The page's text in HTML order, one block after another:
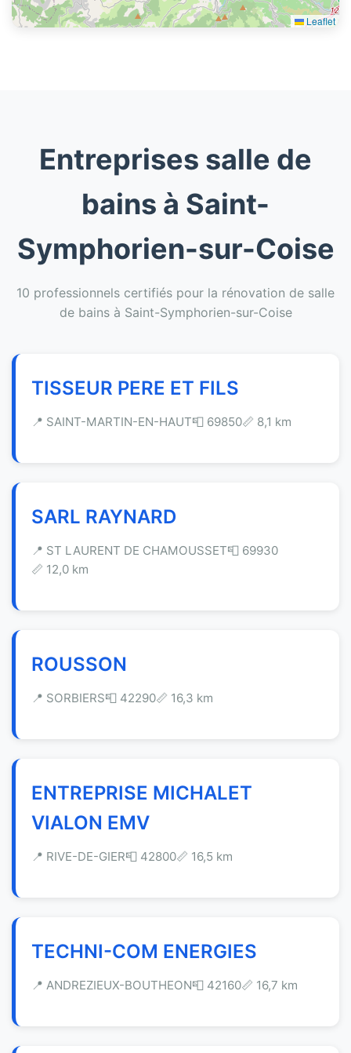
Leaflet
Entreprises salle de
bains à Saint-
Symphorien-sur-Coise
10 professionnels certifiés pour la rénovation de salle
de bains à Saint-Symphorien-sur-Coise
TISSEUR PERE ET FILS
📍 SAINT-MARTIN-EN-HAUT📮 69850📏 8,1 km
SARL RAYNARD
📍 ST LAURENT DE CHAMOUSSET📮 69930
📏 12,0 km
ROUSSON
📍 SORBIERS📮 42290📏 16,3 km
ENTREPRISE MICHALET
VIALON EMV
📍 RIVE-DE-GIER📮 42800📏 16,5 km
TECHNI-COM ENERGIES
📍 ANDREZIEUX-BOUTHEON📮 42160📏 16,7 km